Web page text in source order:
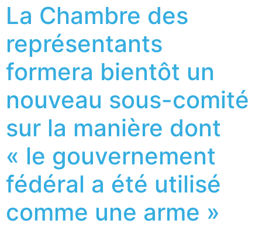
La Chambre des
représentants
formera bientôt un
nouveau sous-comité
sur la manière dont
« le gouvernement
fédéral a été utilisé
comme une arme »